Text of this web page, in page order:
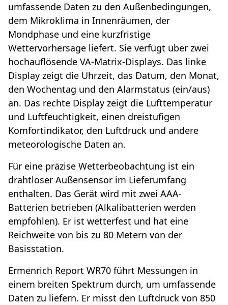
umfassende Daten zu den Außenbedingungen,
dem Mikroklima in Innenräumen, der
Mondphase und eine kurzfristige
Wettervorhersage liefert. Sie verfügt über zwei
hochauflösende VA-Matrix-Displays. Das linke
Display zeigt die Uhrzeit, das Datum, den Monat,
den Wochentag und den Alarmstatus (ein/aus)
an. Das rechte Display zeigt die Lufttemperatur
und Luftfeuchtigkeit, einen dreistufigen
Komfortindikator, den Luftdruck und andere
meteorologische Daten an.
Für eine präzise Wetterbeobachtung ist ein
drahtloser Außensensor im Lieferumfang
enthalten. Das Gerät wird mit zwei AAA-
Batterien betrieben (Alkalibatterien werden
empfohlen). Er ist wetterfest und hat eine
Reichweite von bis zu 80 Metern von der
Basisstation.
Ermenrich Report WR70 führt Messungen in
einem breiten Spektrum durch, um umfassende
Daten zu liefern. Er misst den Luftdruck von 850